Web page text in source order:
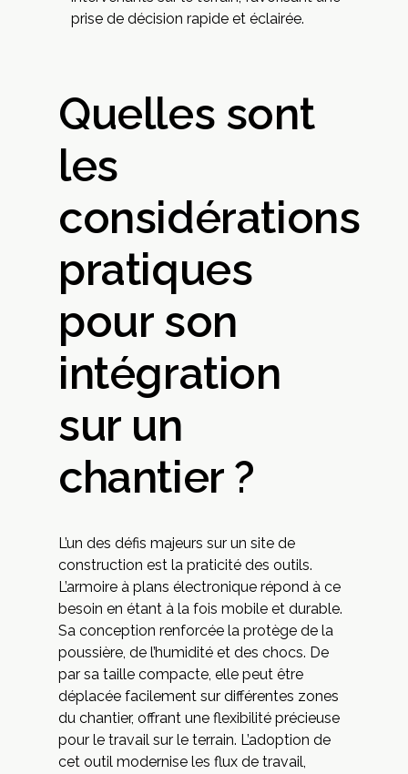
prise de décision rapide et éclairée.
Quelles sont
les
considérations
pratiques
pour son
intégration
sur un
chantier ?
L’un des défis majeurs sur un site de
construction est la praticité des outils.
L’armoire à plans électronique répond à ce
besoin en étant à la fois mobile et durable.
Sa conception renforcée la protège de la
poussière, de l’humidité et des chocs. De
par sa taille compacte, elle peut être
déplacée facilement sur différentes zones
du chantier, offrant une flexibilité précieuse
pour le travail sur le terrain. L’adoption de
cet outil modernise les flux de travail,